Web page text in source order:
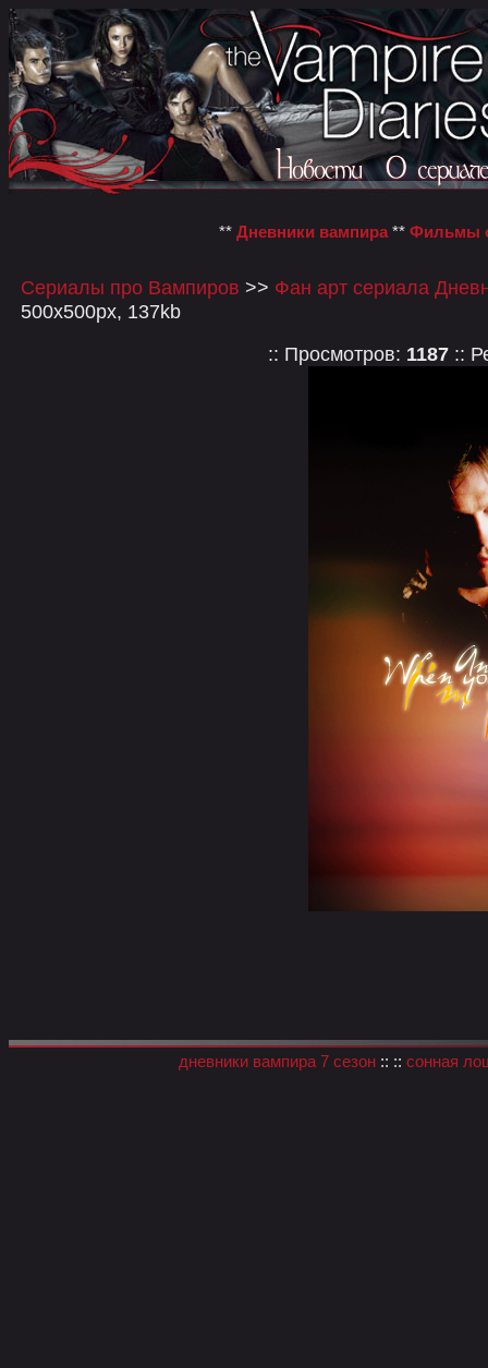
** Дневники вампира ** Фильмы
Сериалы про Вампиров >> Фан арт сериала
500x500px, 137kb
:: Просмотров: 1187::
дневники вампира 7 сезон:: :: сонная